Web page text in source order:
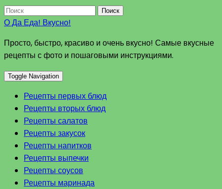
Поиск
О Да Еда! Вкусно!
Просто, быстро, красиво и очень вкусно! Самые вкусные
рецепты с фото и пошаговыми инструкциями.
Toggle Navigation
Рецепты первых блюд
Рецепты вторых блюд
Рецепты салатов
Рецепты закусок
Рецепты напитков
Рецепты выпечки
Рецепты соусов
Рецепты маринада